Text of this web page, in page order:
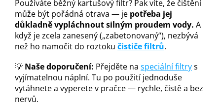
Používáte běžný kartušový filtr? Pak víte, že čištění
může být pořádná otrava — je potřeba jej
důkladně vypláchnout silným proudem vody. A
když je zcela zanesený („zabetonovaný“), nezbývá
než ho namočit do roztoku čističe filtrů.
💡 Naše doporučení: Přejděte na speciální filtrys
vyjímatelnou náplní. Tu po použití jednoduše
vytáhnete a vyperete v pračce — rychle, čistě a bez
nervů.